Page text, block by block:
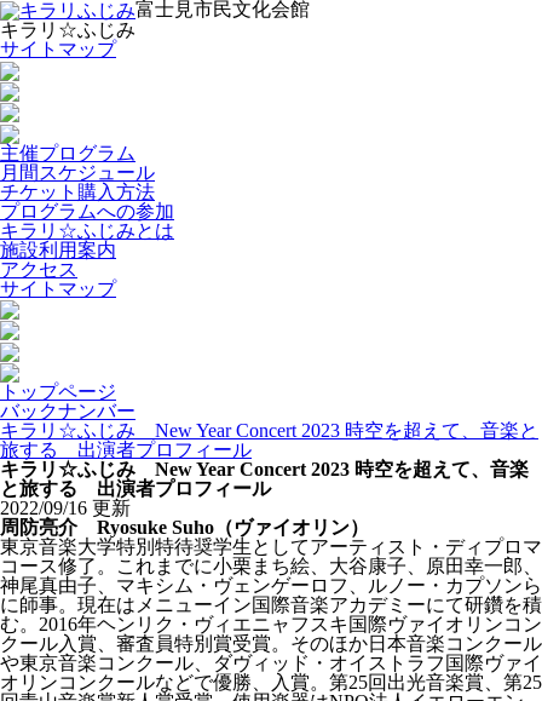
富士見市民文化会館
キラリ☆ふじみ
サイトマップ
主催プログラム
月間スケジュール
チケット購入方法
プログラムへの参加
キラリ☆ふじみとは
施設利用案内
アクセス
サイトマップ
トップページ
バックナンバー
キラリ☆ふじみ New Year Concert 2023 時空を超えて、音楽と
旅する 出演者プロフィール
キラリ☆ふじみ New Year Concert 2023 時空を超えて、音楽
と旅する 出演者プロフィール
2022/09/16 更新
周防亮介 Ryosuke Suho（ヴァイオリン）
東京音楽大学特別特待奨学生としてアーティスト・ディプロマ
コース修了。これまでに小栗まち絵、大谷康子、原田幸一郎、
神尾真由子、マキシム・ヴェンゲーロフ、ルノー・カプソンら
に師事。現在はメニューイン国際音楽アカデミーにて研鑽を積
む。2016年ヘンリク・ヴィエニャフスキ国際ヴァイオリンコン
クール入賞、審査員特別賞受賞。そのほか日本音楽コンクール
や東京音楽コンクール、ダヴィッド・オイストラフ国際ヴァイ
オリンコンクールなどで優勝、入賞。第25回出光音楽賞、第25